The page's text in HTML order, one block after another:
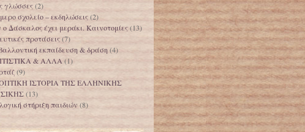
γλώσσες(2)
σχολείο – εκδηλώσεις(2)
Δάσκαλος έχει μεράκι. Καινοτομίες(13)
προτάσεις(7)
εκπαίδευση & δράση (4)
& ΑΛΛΑ (1)
(9)
ΙΣΤΟΡΙΑ ΤΗΣ ΕΛΛΗΝΙΚΗΣ
(13)
στήριξη παιδιών (8)